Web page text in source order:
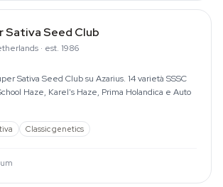
Sativa Seed Club
· est. 1986
Sativa Seed Club su Azarius. 14 varietà SSSC
Haze, Karel's Haze, Prima Holandica e Auto
Classic genetics